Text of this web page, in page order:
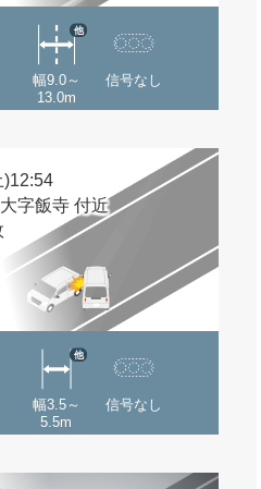
幅9.0～
13.0m
他
信号なし
)12:54
字飯寺 付近
幅3.5～
5.5m
他
信号なし